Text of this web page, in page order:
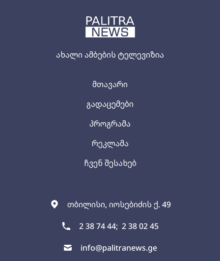
ახალი ამბების ტელევიზია
თბილისი, იოსებიძის ქ. 49
2 38 74 44; 2 38 02 45
info@palitranews.ge
მთავარი
გადაცემები
პროგრამა
რეკლამა
ჩვენ შესახებ